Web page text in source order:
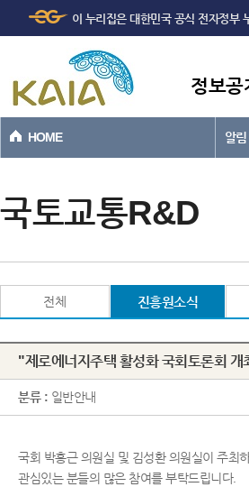
본문바로가기
이 누리집은 대한민국 공식 전자정부
정보공
HOME 알림
국토교통R&D
전체 진흥원소식
"제로에너지주택 활성화 국회토론회 개
분류 : 일반안내
국회 박홍근 의원실 및 김성환 의원실이 주최
관심있는 분들의 많은 참여를 부탁드립니다.